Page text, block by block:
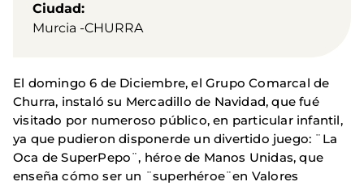
Ciudad
Murcia -CHURRA
El domingo 6 de Diciembre, el Grupo Comarcal de
Churra, instaló su Mercadillo de Navidad, que fué
visitado por numeroso público, en particular infantil,
ya que pudieron disponerde un divertido juego: ¨La
Oca de SuperPepo¨, héroe de Manos Unidas, que
enseña cómo ser un ¨superhéroe¨en Valores